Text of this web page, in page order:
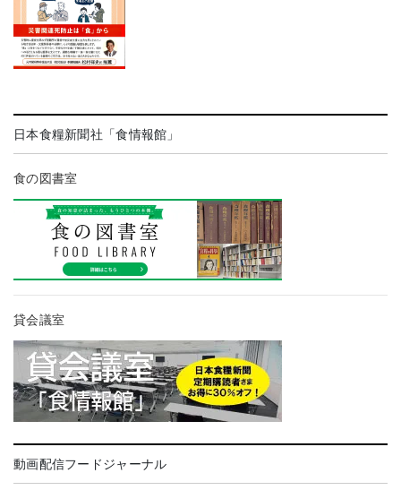
日本食糧新聞社「食情報館」
食の図書室
貸会議室
動画配信フードジャーナル